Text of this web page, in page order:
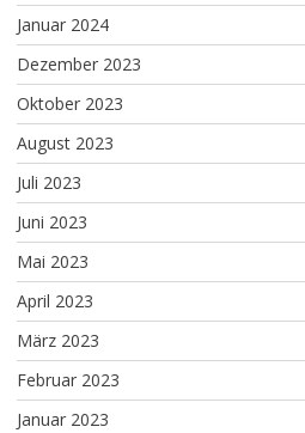
Januar 2024
Dezember 2023
Oktober 2023
August 2023
Juli 2023
Juni 2023
Mai 2023
April 2023
März 2023
Februar 2023
Januar 2023